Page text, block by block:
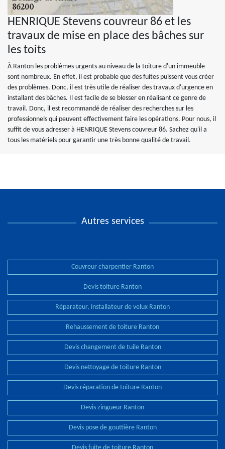
HENRIQUE Stevens couvreur 86 et les
travaux de mise en place des bâches sur
les toits
À Ranton les problèmes urgents au niveau de la toiture d'un immeuble
sont nombreux. En effet, il est probable que des fuites puissent vous créer
des problèmes. Donc, il est très utile de réaliser des travaux d'urgence en
installant des bâches. Il est facile de se blesser en réalisant ce genre de
travail. Donc, il est recommandé de réaliser des recherches sur les
professionnels qui peuvent effectivement faire les opérations. Pour nous, il
suffit de vous adresser à HENRIQUE Stevens couvreur 86. Sachez qu'il a
tous les matériels pour garantir une très bonne qualité de travail.
Autres services
Couvreur charpentier Ranton
Devis toiture Ranton
Réparateur, installateur de velux Ranton
Rehaussement de toiture Ranton
Devis changement de tuile Ranton
Devis nettoyage de toiture Ranton
Devis réparation de toiture Ranton
Devis zingueur Ranton
Devis pose de gouttière Ranton